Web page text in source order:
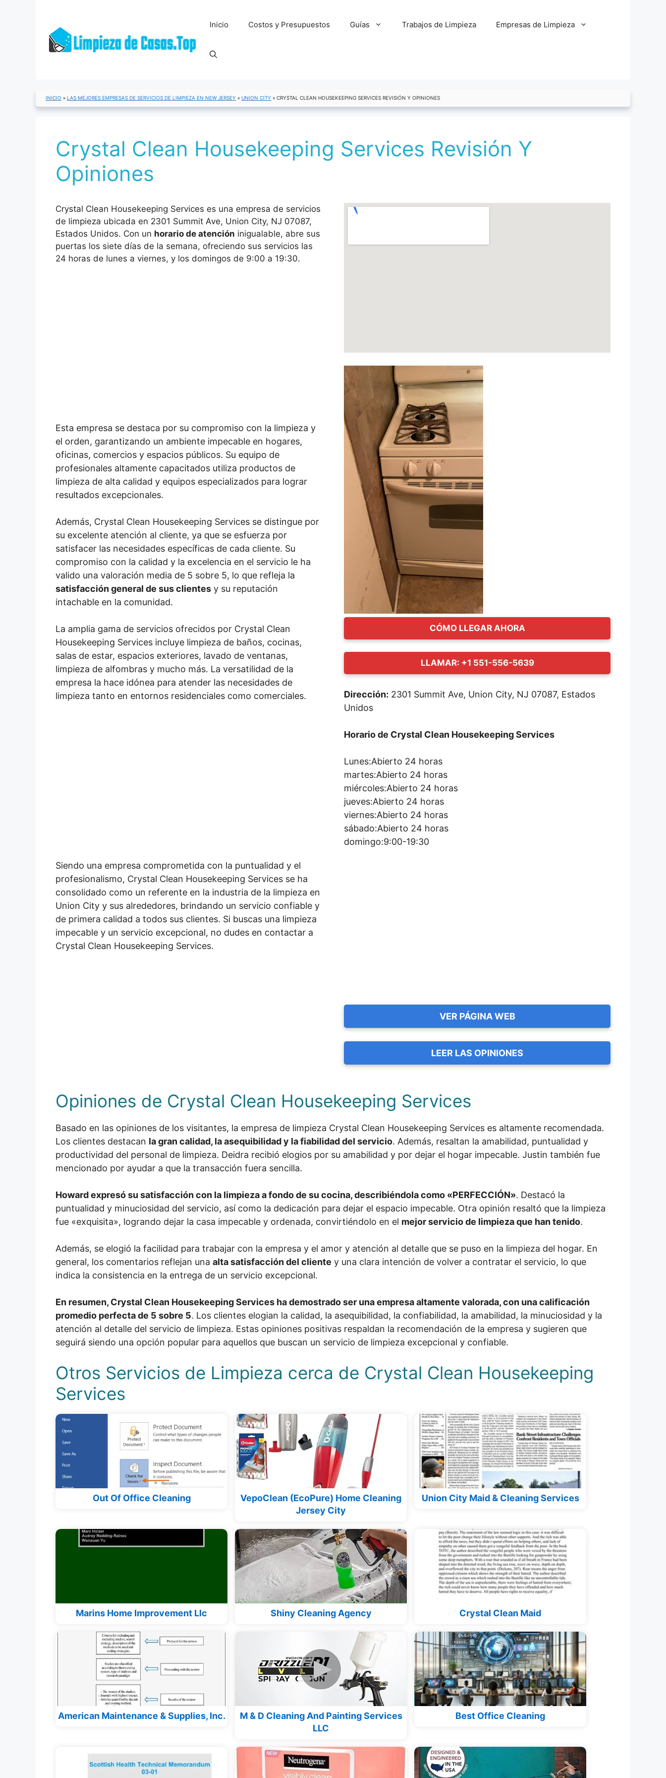
Inicio Costos y Presupuestos Guías Trabajos de Limpieza Empresas de Limpieza
INICIO » LAS MEJORES EMPRESAS DE SERVICIOS DE LIMPIEZA EN NEW JERSEY » UNION CITY » CRYSTAL CLEAN HOUSEKEEPING SERVICES REVISIÓN Y OPINIONES
Crystal Clean Housekeeping Services Revisión Y
Opiniones
Crystal Clean Housekeeping Services es una empresa de servicios
de limpieza ubicada en 2301 Summit Ave, Union City, NJ 07087,
Estados Unidos. Con un horario de atención inigualable, abre sus
puertas los siete días de la semana, ofreciendo sus servicios las
24 horas de lunes a viernes, y los domingos de 9:00 a 19:30.
Esta empresa se destaca por su compromiso con la limpieza y
el orden, garantizando un ambiente impecable en hogares,
oficinas, comercios y espacios públicos. Su equipo de
profesionales altamente capacitados utiliza productos de
limpieza de alta calidad y equipos especializados para lograr
resultados excepcionales.
Además, Crystal Clean Housekeeping Services se distingue por
su excelente atención al cliente, ya que se esfuerza por
satisfacer las necesidades específicas de cada cliente. Su
compromiso con la calidad y la excelencia en el servicio le ha
valido una valoración media de 5 sobre 5, lo que refleja la
satisfacción general de sus clientes y su reputación
intachable en la comunidad.
La amplia gama de servicios ofrecidos por Crystal Clean
Housekeeping Services incluye limpieza de baños, cocinas,
salas de estar, espacios exteriores, lavado de ventanas,
limpieza de alfombras y mucho más. La versatilidad de la
empresa la hace idónea para atender las necesidades de
limpieza tanto en entornos residenciales como comerciales.
Siendo una empresa comprometida con la puntualidad y el
profesionalismo, Crystal Clean Housekeeping Services se ha
consolidado como un referente en la industria de la limpieza en
Union City y sus alrededores, brindando un servicio confiable y
de primera calidad a todos sus clientes. Si buscas una limpieza
impecable y un servicio excepcional, no dudes en contactar a
Crystal Clean Housekeeping Services.
CÓMO LLEGAR AHORA
LLAMAR: +1 551-556-5639
Dirección: 2301 Summit Ave, Union City, NJ 07087, Estados
Unidos
Horario de Crystal Clean Housekeeping Services
Lunes:Abierto 24 horas
martes:Abierto 24 horas
miércoles:Abierto 24 horas
jueves:Abierto 24 horas
viernes:Abierto 24 horas
sábado:Abierto 24 horas
domingo:9:00-19:30
VER PÁGINA WEB
LEER LAS OPINIONES
Opiniones de Crystal Clean Housekeeping Services
Basado en las opiniones de los visitantes, la empresa de limpieza Crystal Clean Housekeeping Services es altamente recomendada.
Los clientes destacan la gran calidad, la asequibilidad y la fiabilidad del servicio. Además, resaltan la amabilidad, puntualidad y
productividad del personal de limpieza. Deidra recibió elogios por su amabilidad y por dejar el hogar impecable. Justin también fue
mencionado por ayudar a que la transacción fuera sencilla.
Howard expresó su satisfacción con la limpieza a fondo de su cocina, describiéndola como «PERFECCIÓN». Destacó la
puntualidad y minuciosidad del servicio, así como la dedicación para dejar el espacio impecable. Otra opinión resaltó que la limpieza
fue «exquisita», logrando dejar la casa impecable y ordenada, convirtiéndolo en el mejor servicio de limpieza que han tenido.
Además, se elogió la facilidad para trabajar con la empresa y el amor y atención al detalle que se puso en la limpieza del hogar. En
general, los comentarios reflejan una alta satisfacción del cliente y una clara intención de volver a contratar el servicio, lo que
indica la consistencia en la entrega de un servicio excepcional.
En resumen, Crystal Clean Housekeeping Services ha demostrado ser una empresa altamente valorada, con una calificación
promedio perfecta de 5 sobre 5. Los clientes elogian la calidad, la asequibilidad, la confiabilidad, la amabilidad, la minuciosidad y la
atención al detalle del servicio de limpieza. Estas opiniones positivas respaldan la recomendación de la empresa y sugieren que
seguirá siendo una opción popular para aquellos que buscan un servicio de limpieza excepcional y confiable.
Otros Servicios de Limpieza cerca de Crystal Clean Housekeeping
Services
Out Of Office Cleaning
VepoClean (EcoPure) Home Cleaning
Jersey City
Union City Maid & Cleaning Services
Marins Home Improvement Llc Shiny Cleaning Agency Crystal Clean Maid
American Maintenance & Supplies, Inc.
M & D Cleaning And Painting Services
LLC
Best Office Cleaning